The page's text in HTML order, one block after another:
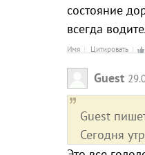
состояние
всегда
Имя Цитировать
Guest
Guest
Сегодня